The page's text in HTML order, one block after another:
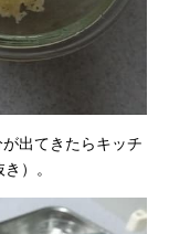
出てきたらキッチ
）。